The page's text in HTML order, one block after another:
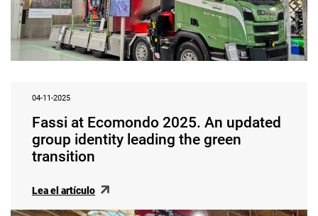
04-11-2025
Fassi at Ecomondo 2025. An updated
group identity leading the green
transition
Lea el artículo